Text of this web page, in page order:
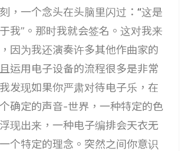
，一个念头在头脑里闪过： “这是
我”。那时我就会签名。这对我来
因为我还演奏许多其他作曲家的
运用电子设备的流程很多是非常
发现如果你严肃对待电子乐，在
确定的声音-世界，一种特定的色
现出来，一种电子编排会天衣无
个特定的理念。突然之间你意识